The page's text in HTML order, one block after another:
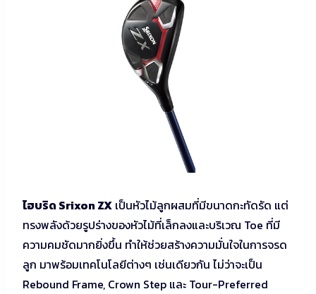
ไฮบริด Srixon ZX เป็นหัวไม้ลูกผสมที่มีขนาดกะทัดรัด แต่
ทรงพลังด้วยรูปร่างของหัวไม้ที่เล็กลงและบริเวณ Toe ที่มี
ความคมชัดมากยิ่งขึ้น ทำให้ช่วยสร้างความมั่นใจในการจรด
ลูก มาพร้อมเทคโนโลยีต่างๆ เช่นเดียวกัน ไม่ว่าจะเป็น
Rebound Frame, Crown Step และ Tour-Preferred